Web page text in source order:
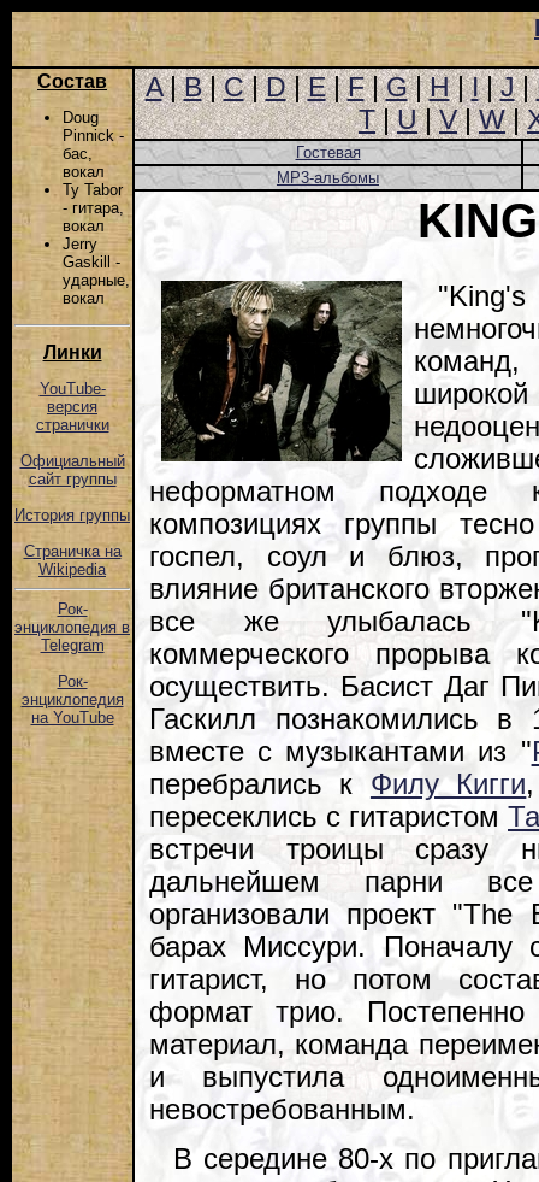
Состав
Doug
Pinnick -
бас,
вокал
Ty Tabor
- гитара,
вокал
Jerry
Gaskill -
ударные,
вокал
Линки
YouTube-
версия
странички
Официальный
сайт группы
История группы
Страничка на
Wikipedia
Рок-
энциклопедия в
Telegram
Рок-
энциклопедия
на YouTube
A|B|C|D|E|F|G|H|I|J|
T|U|V|W|
Гостевая
MP3-альбомы
команд,
неформатном
композициях группы
госпел, соул и блюз,
влияние британского
все же улыбалась
коммерческого прорыва
осуществить. Басист Даг
Гаскилл познакомились в
вместе с музыкантами из "
перебрались к Филу Кигги
пересеклись с гитаристом
встречи троицы сразу
дальнейшем парни
организовали проект
барах Миссури.
гитарист, но потом
формат трио.
материал, команда
и выпустила
невостребованным.
В середине 80-х по